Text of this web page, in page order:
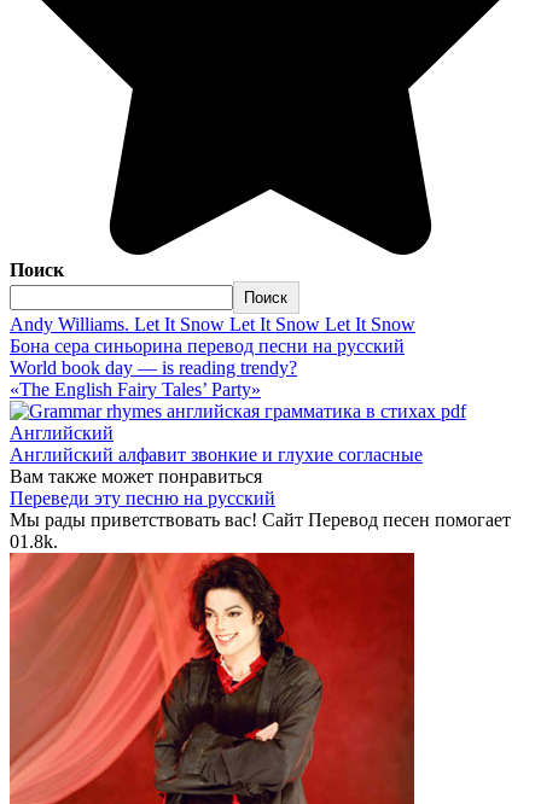
Поиск
Поиск
Andy Williams. Let It Snow Let It Snow Let It Snow
Бона сера синьорина перевод песни на русский
World book day — is reading trendy?
«The English Fairy Tales’ Party»
Английский
Английский алфавит звонкие и глухие согласные
Вам также может понравиться
Переведи эту песню на русский
Мы рады приветствовать вас! Сайт Перевод песен помогает
01.8k.